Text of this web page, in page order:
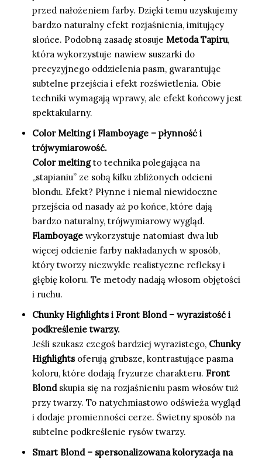
przed nałożeniem farby. Dzięki temu uzyskujemy
bardzo naturalny efekt rozjaśnienia, imitujący
słońce. Podobną zasadę stosuje Metoda Tapiru,
która wykorzystuje nawiew suszarki do
precyzyjnego oddzielenia pasm, gwarantując
subtelne przejścia i efekt rozświetlenia. Obie
techniki wymagają wprawy, ale efekt końcowy jest
spektakularny.
Color Melting i Flamboyage – płynność i
trójwymiarowość.
Color meltingto technika polegająca na
„stapianiu” ze sobą kilku zbliżonych odcieni
blondu. Efekt? Płynne i niemal niewidoczne
przejścia od nasady aż po końce, które dają
bardzo naturalny, trójwymiarowy wygląd.
Flamboyage wykorzystuje natomiast dwa lub
więcej odcienie farby nakładanych w sposób,
który tworzy niezwykle realistyczne refleksy i
głębię koloru. Te metody nadają włosom objętości
i ruchu.
Chunky Highlights i Front Blond – wyrazistość i
podkreślenie twarzy.
Jeśli szukasz czegoś bardziej wyrazistego, Chunky
Highlightsoferują grubsze, kontrastujące pasma
koloru, które dodają fryzurze charakteru. Front
Blondskupia się na rozjaśnieniu pasm włosów tuż
przy twarzy. To natychmiastowo odświeża wygląd
i dodaje promienności cerze. Świetny sposób na
subtelne podkreślenie rysów twarzy.
Smart Blond – spersonalizowana koloryzacja na